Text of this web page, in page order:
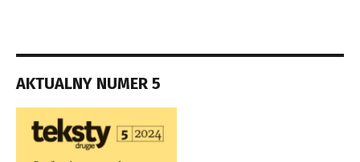
AKTUALNY NUMER 5